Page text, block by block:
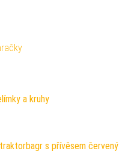
a kruhy
s přívěsem červený